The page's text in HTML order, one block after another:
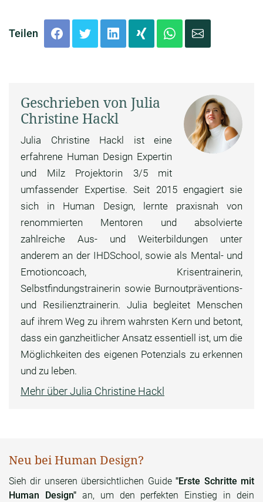
Teilen
Geschrieben von Julia
Christine Hackl
Julia Christine Hackl ist eine
erfahrene Human Design Expertin
und Milz Projektorin 3/5 mit
umfassender Expertise. Seit 2015 engagiert sie
sich in Human Design, lernte praxisnah von
renommierten Mentoren und absolvierte
zahlreiche Aus- und Weiterbildungen unter
anderem an der IHDSchool, sowie als Mental- und
Emotioncoach, Krisentrainerin,
Selbstfindungstrainerin sowie Burnoutpräventions-
und Resilienztrainerin. Julia begleitet Menschen
auf ihrem Weg zu ihrem wahrsten Kern und betont,
dass ein ganzheitlicher Ansatz essentiell ist, um die
Möglichkeiten des eigenen Potenzials zu erkennen
und zu leben.
Mehr über Julia Christine Hackl
Neu bei Human Design?
Sieh dir unseren übersichtlichen Guide"Erste Schritte mit
Human Design"an, um den perfekten Einstieg in dein